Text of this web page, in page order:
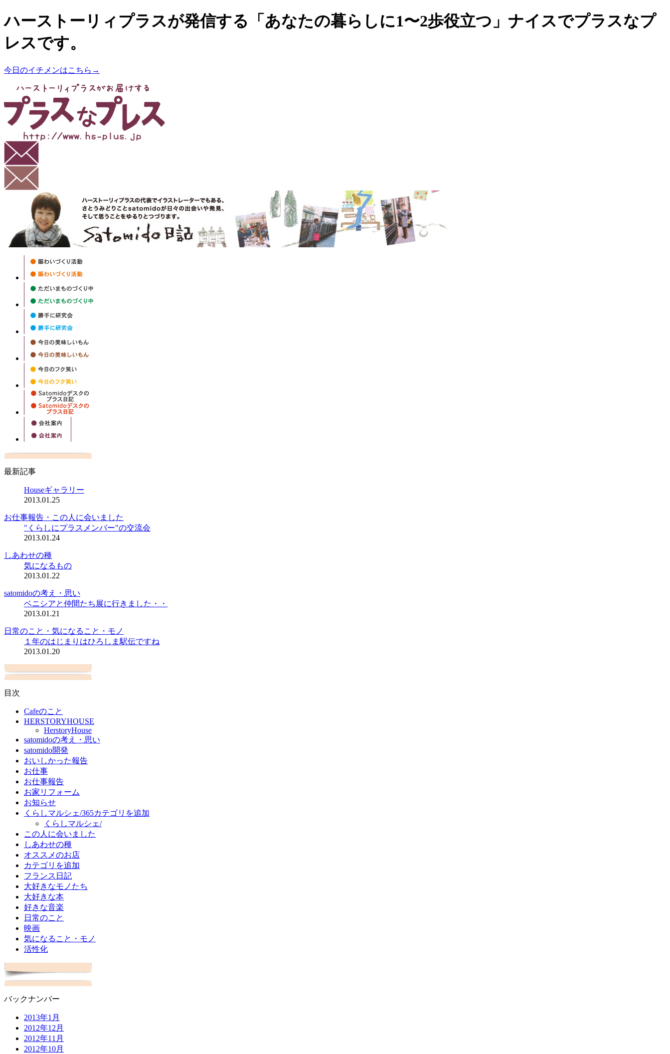
ハーストーリィプラスが発信する「あなたの暮らしに1〜2歩役立つ」ナイスでプラスなプ
レスです。
今日のイチメンはこちら→
最新記事
Houseギャラリー
2013.01.25
お仕事報告・この人に会いました
"くらしにプラスメンバー"の交流会
2013.01.24
しあわせの種
気になるもの
2013.01.22
satomidoの考え・思い
ベニシアと仲間たち展に行きました・・
2013.01.21
日常のこと・気になること・モノ
１年のはじまりはひろしま駅伝ですね
2013.01.20
目次
Cafeのこと
HERSTORYHOUSE
HerstoryHouse
satomidoの考え・思い
satomido開発
おいしかった報告
お仕事
お仕事報告
お家リフォーム
お知らせ
くらしマルシェ/365カテゴリを追加
くらしマルシェ/
この人に会いました
しあわせの種
オススメのお店
カテゴリを追加
フランス日記
大好きなモノたち
大好きな本
好きな音楽
日常のこと
映画
気になること・モノ
活性化
バックナンバー
2013年1月
2012年12月
2012年11月
2012年10月